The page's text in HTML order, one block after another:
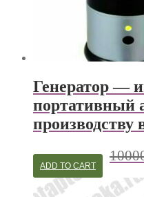
Генератор —
портативный
производству
ADD TO CART